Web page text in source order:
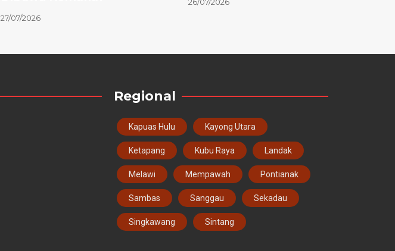
27/07/2026
Regional
Kapuas Hulu Kayong Utara
Ketapang Kubu Raya Landak
Melawi Mempawah Pontianak
Sambas Sanggau Sekadau
Singkawang Sintang